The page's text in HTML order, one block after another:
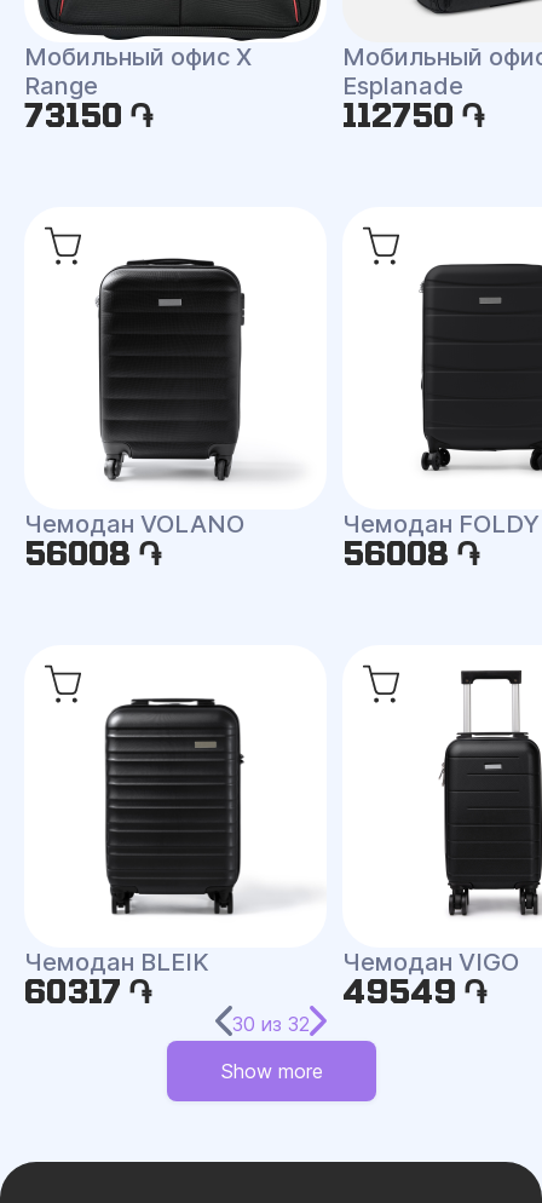
Мобильный офис X
Range
73150 ֏
Мобильный
Esplanade
112750 ֏
Чемодан VOLANO
56008 ֏
Чемодан FOLDY
56008 ֏
Чемодан BLEIK
60317 ֏
Чемодан VIGO
49549 ֏
30 из 32
Show more